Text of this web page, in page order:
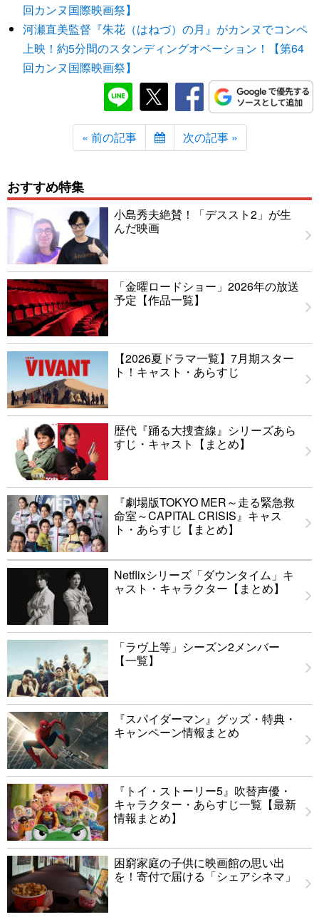
回カンヌ国際映画祭】
河瀬直美監督『朱花（はねづ）の月』がカンヌでコンペ
上映！約5分間のスタンディングオベーション！【第64
回カンヌ国際映画祭】
« 前の記事 次の記事 »
おすすめ特集
小島秀夫絶賛！「デススト2」が生
んだ映画
「金曜ロードショー」2026年の放送
予定【作品一覧】
【2026夏ドラマ一覧】7月期スター
ト！キャスト・あらすじ
歴代『踊る大捜査線』シリーズあら
すじ・キャスト【まとめ】
『劇場版TOKYO MER～走る緊急救
命室～CAPITAL CRISIS』キャス
ト・あらすじ【まとめ】
Netflixシリーズ「ダウンタイム」キ
ャスト・キャラクター【まとめ】
「ラヴ上等」シーズン2メンバー
【一覧】
『スパイダーマン』グッズ・特典・
キャンペーン情報まとめ
『トイ・ストーリー5』吹替声優・
キャラクター・あらすじ一覧【最新
情報まとめ】
困窮家庭の子供に映画館の思い出
を！寄付で届ける「シェアシネマ」